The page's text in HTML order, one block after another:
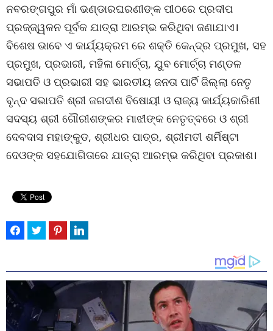
ନବରଙ୍ଗପୁର ମାଁ ଭଣ୍ଡାରଘରଣୀଙ୍କ ପୀଠରେ ପ୍ରଦୀପ
ପ୍ରଜ୍ଜ୍ୱଳନ ପୂର୍ବକ ଯାତ୍ରା ଆରମ୍ଭ କରିଥିବା ଜଣାଯାଏ।
ବିଶେଷ ଭାବେ ଏ କାର୍ଯ୍ୟକ୍ରମ ରେ ଶକ୍ତି କେନ୍ଦ୍ର ପ୍ରମୁଖ, ସହ
ପ୍ରମୁଖ, ପ୍ରଭାରୀ, ମହିଳା ମୋର୍ଚ୍ଚା, ଯୁବ ମୋର୍ଚ୍ଚା ମଣ୍ଡଳ
ସଭାପତି ଓ ପ୍ରଭାରୀ ସହ ଭାରତୀୟ ଜନତା ପାର୍ଟି ଜିଲ୍ଲା ନେତୃ
ବୃନ୍ଦ ସଭାପତି ଶ୍ରୀ ଜଗଦୀଶ ବିଷୋୟୀ ଓ ରାଜ୍ୟ କାର୍ଯ୍ୟକାରିଣୀ
ସଦସ୍ୟ ଶ୍ରୀ ଗୌରୀଶଙ୍କର ମାଝୀଙ୍କ ନେତୃତ୍ବରେ ଓ ଶ୍ରୀ
ଦେବଦାସ ମହାଙ୍କୁଡ, ଶ୍ରୀଧର ପାତ୍ର, ଶ୍ରୀମତୀ ଶର୍ମିଷ୍ଟା
ଦେଓଙ୍କ ସହଯୋଗିତାରେ ଯାତ୍ରା ଆରମ୍ଭ କରିଥିବା ପ୍ରକାଶ।